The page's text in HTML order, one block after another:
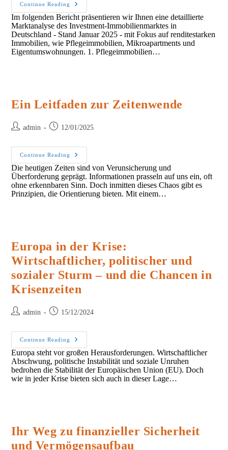
Continue Reading
Investmentimmobilienmarkt
Januar
2025
Im folgenden Bericht präsentieren wir Ihnen eine detaillierte
Marktanalyse des Investment-Immobilienmarktes in
Deutschland - Stand Januar 2025 - mit Fokus auf renditestarken
Immobilien, wie Pflegeimmobilien, Mikroapartments und
Eigentumswohnungen. 1. Pflegeimmobilien…
Ein Leitfaden zur Zeitenwende
Postadmin
Post 12/01/2025
Continue Reading
Ein
Leitfaden
Zur
Zeitenwende
Die heutigen Zeiten sind von Verunsicherung und
Überforderung geprägt. Informationen prasseln auf uns ein, oft
ohne erkennbaren Sinn. Doch inmitten dieses Chaos gibt es
Prinzipien, die Orientierung bieten. Mit einem…
Europa in der Krise:
Wirtschaftlicher, politischer und
sozialer Sturm – und die Chancen in
Krisenzeiten
Postadmin
Post 15/12/2024
Continue Reading
Europa
In
Der
Krise:
Wirtschaftlicher,
Politischer
Und
Chancen
In
Krisenzeiten
Europa steht vor großen Herausforderungen. Wirtschaftlicher
Abschwung, politische Instabilität und soziale Unruhen
bedrohen die Stabilität der Europäischen Union (EU). Doch
wie in jeder Krise bieten sich auch in dieser Lage…
Ihr Weg zu finanzieller Sicherheit
und Vermögensaufbau